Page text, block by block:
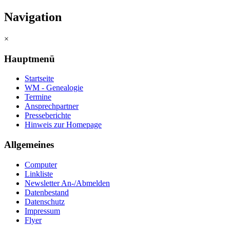
Navigation
×
Hauptmenü
Startseite
WM - Genealogie
Termine
Ansprechpartner
Presseberichte
Hinweis zur Homepage
Allgemeines
Computer
Linkliste
Newsletter An-/Abmelden
Datenbestand
Datenschutz
Impressum
Flyer